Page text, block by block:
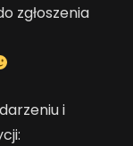
zgłoszenia
i